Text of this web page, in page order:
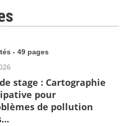
- 49 pages
stage : Cartographie
pour
de pollution